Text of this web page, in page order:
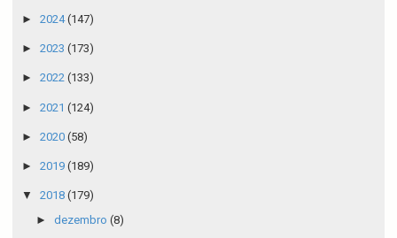
► 2024(147)
► 2023 (173)
► 2022 (133)
► 2021 (124)
► 2020 (58)
► 2019 (189)
▼ 2018 (179)
► dezembro (8)